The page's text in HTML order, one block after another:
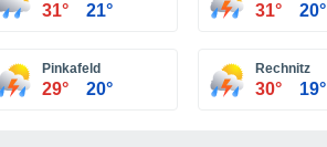
31° 21° 31° 20°
Pinkafeld
29° 20°
Rechnitz
30° 19°